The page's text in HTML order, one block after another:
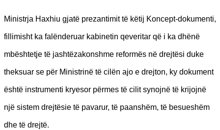
Ministrja Haxhiu gjatë prezantimit të këtij Koncept-dokumenti,
fillimisht ka falënderuar kabinetin qeveritar që i ka dhënë
mbështetje të jashtëzakonshme reformës në drejtësi duke
theksuar se për Ministrinë të cilën ajo e drejton, ky dokument
është instrumenti kryesor përmes të cilit synojnë të krijojnë
një sistem drejtësie të pavarur, të paanshëm, të besueshëm
dhe të drejtë.